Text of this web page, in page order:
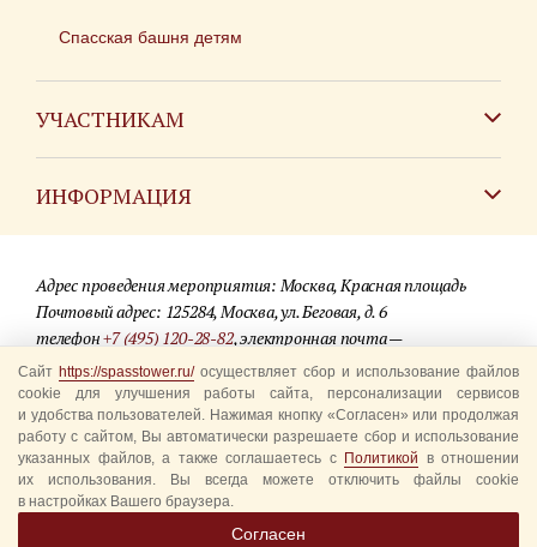
Спасская башня детям
УЧАСТНИКАМ
ИНФОРМАЦИЯ
Для СМИ
Где купить билеты
Акции
Вопрос-ответ
Правила посещения
Уполномоченные представители
Адрес проведения мероприятия: Москва, Красная площадь
Почтовый адрес: 125284, Москва, ул. Беговая, д. 6
телефон+7 (495) 120-28-82, электронная почта —
info@spasstower.ru
© 2009-2025 Официальный сайт фестиваля «Спасская башня»
Разработка сайта —студия «Сибирикс»
Сайт https://spasstower.ru/осуществляет сбор и использование файлов
cookie для улучшения работы сайта, персонализации сервисов
и удобства пользователей. Нажимая кнопку «Согласен» или продолжая
работу с сайтом, Вы автоматически разрешаете сбор и использование
указанных файлов, а также соглашаетесь с Политикой в отношении
их использования. Вы всегда можете отключить файлы cookie
в настройках Вашего браузера.
Согласен